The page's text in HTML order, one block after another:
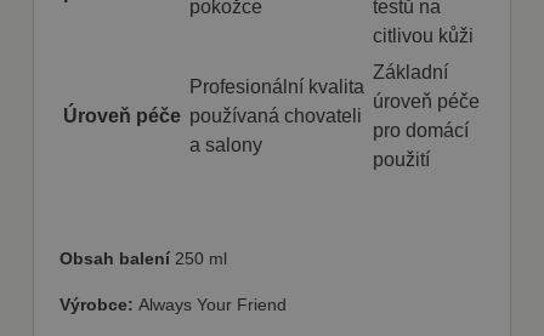
pokožce
testů na
citlivou kůži
Úroveň péče
Profesionální kvalita
používaná chovateli
a salony
Základní
úroveň péče
pro domácí
použití
Obsah balení 250 ml
Výrobce: Always Your Friend
.doubleclick.net
minut
cookie
nastavuje
společnost
(kterou vlastní
společnost
Google), aby
zjistila, zda
prohlížeč
návštěvníka